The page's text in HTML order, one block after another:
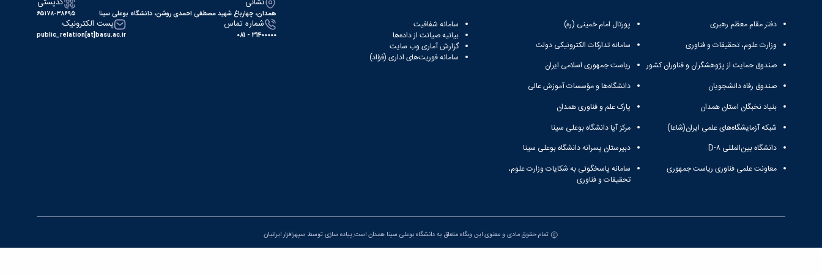
دفتر مقام معظم رهبری
وزارت علوم، تحقیقات و فناوری
صندوق حمایت از پژوهشگران و فناوران کشور
صندوق رفاه دانشجویان
بنیاد نخبگان استان همدان
شبکه آزمایشگاه‌های علمی ایران(شاعا)
دانشگاه بین‌المللی D-۸
معاونت علمی فناوری ریاست جمهوری
پورتال امام خمینی (ره)
سامانه تدارکات الکترونیکی دولت
ریاست جمهوری اسلامی ایران
دانشگاه‌ها و مؤسسات آموزش عالی
پارک علم و فناوری همدان
مرکز آپا دانشگاه بوعلی سینا
دبیرستان پسرانه دانشگاه بوعلی سینا
سامانه پاسخگوئی به شکایات وزارت علوم،
تحقیقات و فناوری
سامانه شفافیت
بیانیه صیانت از داده‌ها
گزارش آماری وب‌ سایت
سامانه فوریت‌های اداری (فؤاد)
همدان، چهارباغ شهید مصطفی احمدی روشن، دانشگاه بوعلی سینا ۶۵۱۷۸-۳۸۶۹۵
شماره تماس
31400000 - 081
پست الکترونیک
public_relation[at]basu.ac.ir
تمام حقوق مادی و معنوی این وبگاه متعلق به دانشگاه بوعلی سینا همدان است.پیاده سازی توسط سپهرافزار ایرانیان